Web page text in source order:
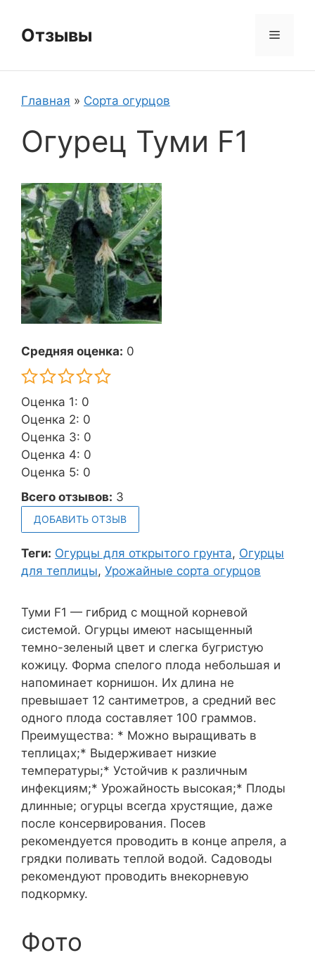
содержимому
Отзывы Меню
Главная » Сорта огурцов
Огурец Туми F1
Средняя оценка: 0
Оценка 1: 0
Оценка 2: 0
Оценка 3: 0
Оценка 4: 0
Оценка 5: 0
Всего отзывов: 3
ДОБАВИТЬ ОТЗЫВ
Теги: Огурцы для открытого грунта, Огурцы
для теплицы, Урожайные сорта огурцов
Туми F1 — гибрид с мощной корневой
системой. Огурцы имеют насыщенный
темно-зеленый цвет и слегка бугристую
кожицу. Форма спелого плода небольшая и
напоминает корнишон. Их длина не
превышает 12 сантиметров, а средний вес
одного плода составляет 100 граммов.
Преимущества: * Можно выращивать в
теплицах;* Выдерживает низкие
температуры;* Устойчив к различным
инфекциям;* Урожайность высокая;* Плоды
длинные; огурцы всегда хрустящие, даже
после консервирования. Посев
рекомендуется проводить в конце апреля, а
грядки поливать теплой водой. Садоводы
рекомендуют проводить внекорневую
подкормку.
Фото